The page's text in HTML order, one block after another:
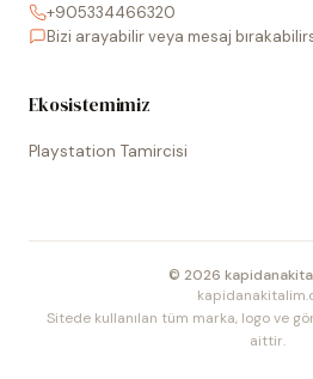
+905334466320
Bizi arayabilir veya mesaj
Ekosistemimiz
Playstation Tamircisi
© 2026
Sitede kullanılan tüm marka, logo ve
aittir.